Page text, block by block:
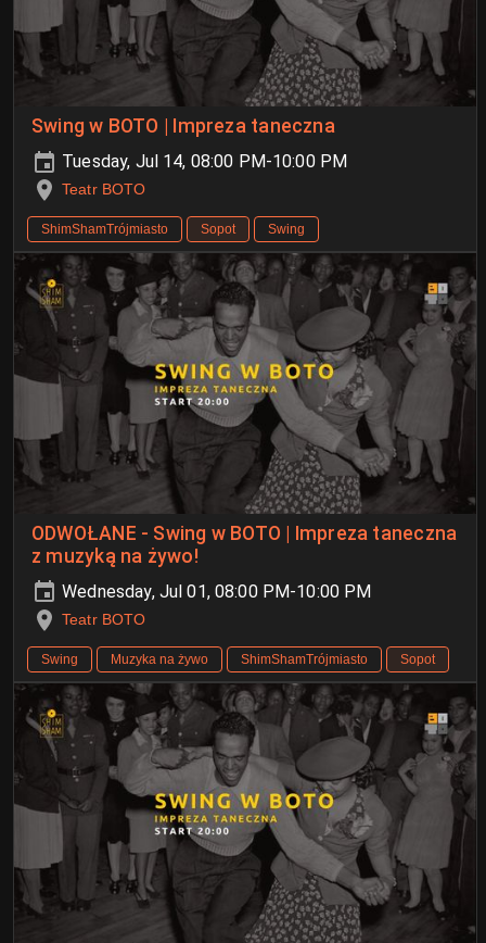
Swing w BOTO | Impreza taneczna
Tuesday, Jul 14, 08:00 PM-10:00 PM
Teatr BOTO
ShimShamTrójmiasto Sopot Swing
ODWOŁANE - Swing w BOTO | Impreza taneczna
z muzyką na żywo!
Wednesday, Jul 01, 08:00 PM-10:00 PM
Teatr BOTO
Swing Muzyka na żywo ShimShamTrójmiasto Sopot